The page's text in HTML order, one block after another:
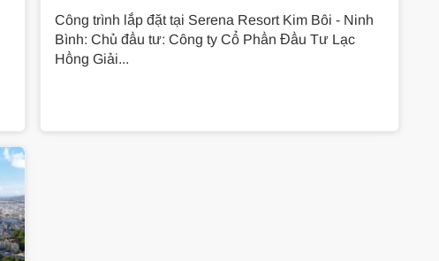
Công trình lắp đặt tại Serena Resort Kim Bôi - Ninh
Bình: Chủ đầu tư: Công ty Cổ Phần Đầu Tư Lạc
Hồng Giải...